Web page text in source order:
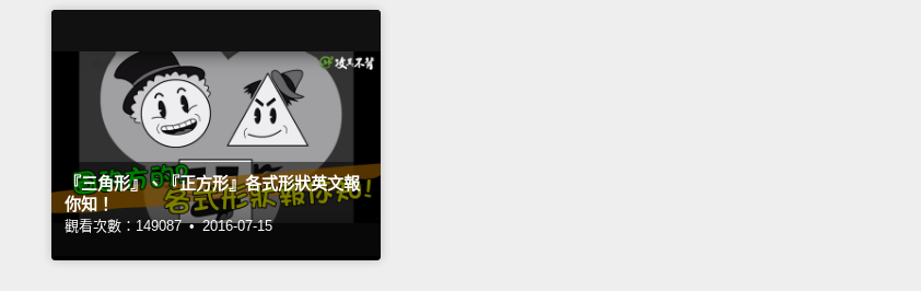
『三角形』、『正方形』各式形狀英文報
你知！
觀看次數：149087 • 2016-07-15